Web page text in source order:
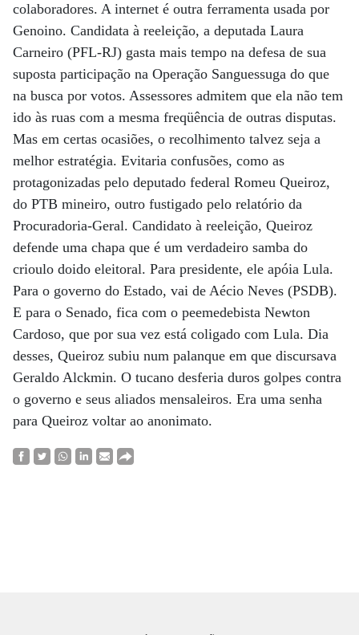
colaboradores. A internet é outra ferramenta usada por
Genoino. Candidata à reeleição, a deputada Laura
Carneiro (PFL-RJ) gasta mais tempo na defesa de sua
suposta participação na Operação Sanguessuga do que
na busca por votos. Assessores admitem que ela não tem
ido às ruas com a mesma freqüência de outras disputas.
Mas em certas ocasiões, o recolhimento talvez seja a
melhor estratégia. Evitaria confusões, como as
protagonizadas pelo deputado federal Romeu Queiroz,
do PTB mineiro, outro fustigado pelo relatório da
Procuradoria-Geral. Candidato à reeleição, Queiroz
defende uma chapa que é um verdadeiro samba do
crioulo doido eleitoral. Para presidente, ele apóia Lula.
Para o governo do Estado, vai de Aécio Neves (PSDB).
E para o Senado, fica com o peemedebista Newton
Cardoso, que por sua vez está coligado com Lula. Dia
desses, Queiroz subiu num palanque em que discursava
Geraldo Alckmin. O tucano desferia duros golpes contra
o governo e seus aliados mensaleiros. Era uma senha
para Queiroz voltar ao anonimato.